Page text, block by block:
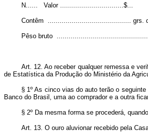
N...... Valor ................................$...
Contêm .......................................... grs.
Pêso bruto
Art. 12. Ao receber qualquer remessa e
de Estatística da Produção do Ministério da
§ 1º As cinco vias do auto terão o
Banco do Brasil, uma ao comprador e a outra
§ 2º Da mesma forma se procederá,
Art. 13. O ouro aluvionar recebido pela